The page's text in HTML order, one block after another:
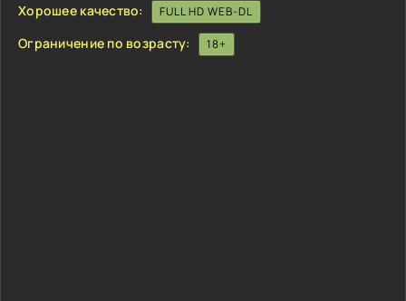
Хорошее качество:
FULL HD WEB-DL
Ограничение по возрасту: 18+